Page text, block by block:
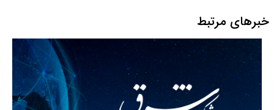
خبرهای مرتبط